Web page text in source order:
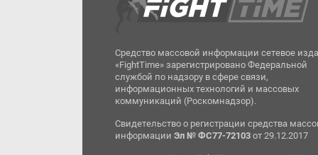
Средство массовой информации сетевое
«FightTime» зарегистрировано Федеральной
службой по надзору в сфере связи,
информационных технологий и массовых
коммуникаций (Роскомнадзор).
Свидетельство о регистрации средства
информацииЭл № ФС77-72103 от 29.12.2017